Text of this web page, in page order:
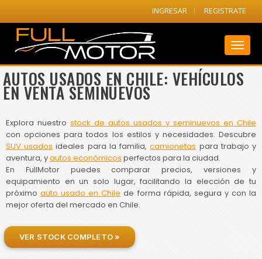
INGRESAR REGISTRATE
AUTOS USADOS EN CHILE: VEHÍCULOS
EN VENTA SEMINUEVOS
Explora nuestro stock de autos usados y seminuevos en Chile
con opciones para todos los estilos y necesidades. Descubre
SUV usados ideales para la familia,camionetas para trabajo y
aventura, yautos económicos perfectos para la ciudad.
En FullMotor puedes comparar precios, versiones y
equipamiento en un solo lugar, facilitando la elección de tu
próximoauto usado en Chile de forma rápida, segura y con la
mejor oferta del mercado en Chile.
VER STOCK COMPLETO »